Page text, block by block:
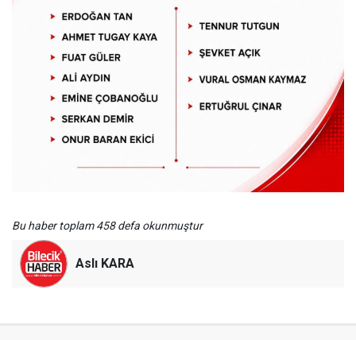
Bu haber toplam 458 defa okunmuştur
Aslı KARA